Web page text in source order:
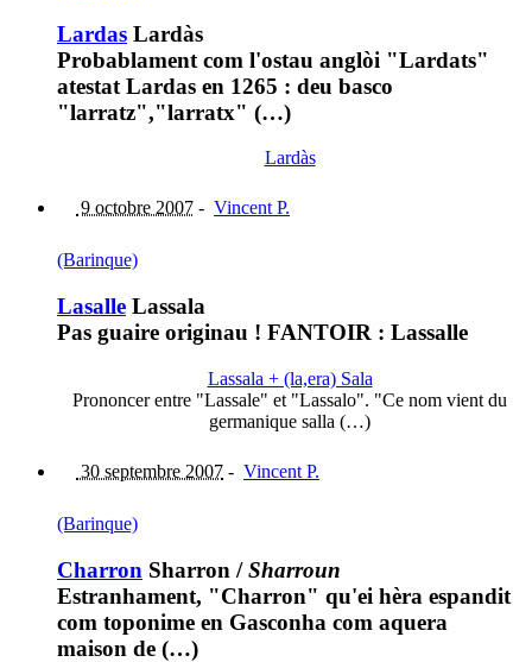
Lardas Lardàs
Probablament com l'ostau anglòi "Lardats"
atestat Lardas en 1265 : deu basco
"larratz","larratx" (…)
Lardàs
9 octobre 2007 - Vincent P.
(Barinque)
Lasalle Lassala
Pas guaire originau ! FANTOIR : Lassalle
Lassala + (la,era) Sala
Prononcer entre "Lassale" et "Lassalo". "Ce nom vient du
germanique salla (…)
30 septembre 2007 - Vincent P.
(Barinque)
Charron Sharron /Sharroun
Estranhament, "Charron" qu'ei hèra espandit
com toponime en Gasconha com aquera
maison de (…)